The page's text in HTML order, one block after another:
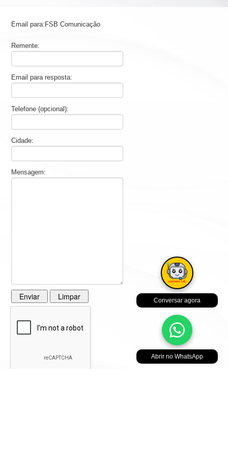
Abrir no WhatsApp
Conversar agora
Email para:FSB Comunicação
Remente:
Email para resposta:
Telefone (opcional):
Cidade:
Mensagem: